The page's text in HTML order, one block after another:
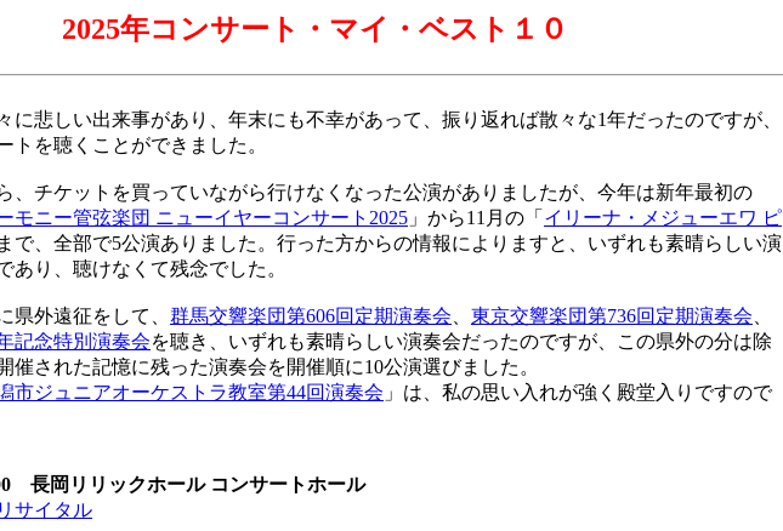
2025年コンサート・マイ・ベスト１０
悲しい出来事があり、年末にも不幸があって、振り返れば散々な1年だったのですが、
トを聴くことができました。
、チケットを買っていながら行けなくなった公演がありましたが、今年は新年最初の
モニー管弦楽団 ニューイヤーコンサート2025 」から11月の「 イリーナ・メジューエワ ピ
で、全部で5公演ありました。行った方からの情報によりますと、いずれも素晴らしい演
あり、聴けなくて残念でした。
外遠征をして、 群馬交響楽団第606回定期演奏会、 東京交響楽団第736回定期演奏会、
記念特別演奏会を聴き、いずれも素晴らしい演奏会だったのですが、この県外の分は除
催された記憶に残った演奏会を開催順に10公演選びました。
市ジュニアオーケストラ教室第44回演奏会 」は、私の思い入れが強く殿堂入りですので
長岡リリックホール コンサートホール
サイタル